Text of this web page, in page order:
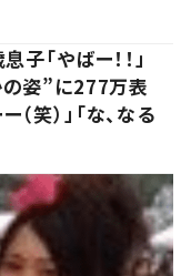
子「やばー！！」
姿”に277万表
笑）」「な、なる